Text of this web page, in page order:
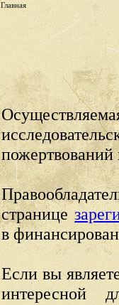
Главная
пожертвований
странице
в
Если вы
интересной